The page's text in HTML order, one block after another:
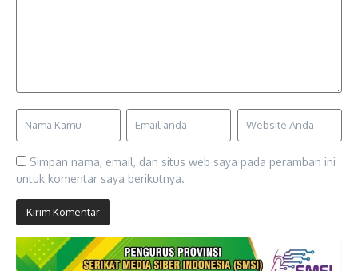
Simpan nama, email, dan situs web saya pada peramban ini
untuk komentar saya berikutnya.